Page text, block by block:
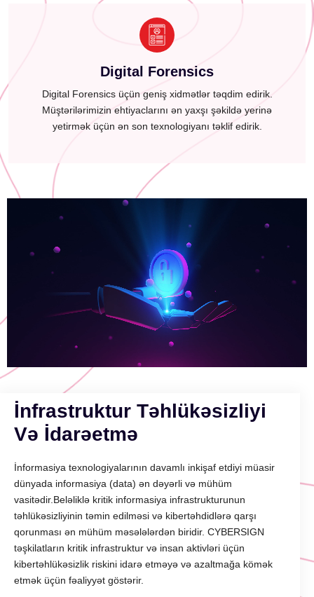
Digital Forensics
Digital Forensics üçün geniş xidmətlər təqdim edirik.
Müştərilərimizin ehtiyaclarını ən yaxşı şəkildə yerinə
yetirmək üçün ən son texnologiyanı təklif edirik.
İnfrastruktur Təhlükəsizliyi
Və İdarəetmə
İnformasiya texnologiyalarının davamlı inkişaf etdiyi müasir
dünyada informasiya (data) ən dəyərli və mühüm
vasitədir.Beləliklə kritik informasiya infrastrukturunun
təhlükəsizliyinin təmin edilməsi və kibertəhdidlərə qarşı
qorunması ən mühüm məsələlərdən biridir. CYBERSIGN
təşkilatların kritik infrastruktur və insan aktivləri üçün
kibertəhlükəsizlik riskini idarə etməyə və azaltmağa kömək
etmək üçün fəaliyyət göstərir.